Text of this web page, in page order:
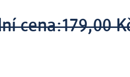
cena:179,00